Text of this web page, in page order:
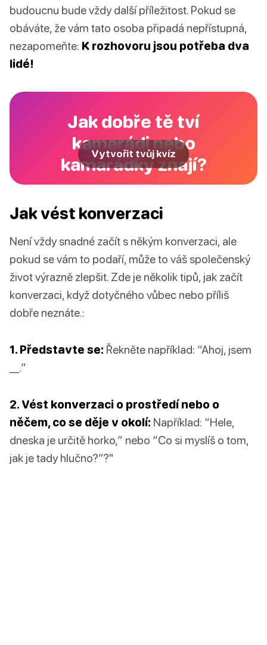
budoucnu bude vždy další příležitost. Pokud se
obáváte, že vám tato osoba připadá nepřístupná,
nezapomeňte: K rozhovoru jsou potřeba dva
lidé!
Jak dobře tě tví
kamarádi nebo
kamarádky znají?
Vytvořit tvůj kvíz
Jak vést konverzaci
Není vždy snadné začít s někým konverzaci, ale
pokud se vám to podaří, může to váš společenský
život výrazně zlepšit. Zde je několik tipů, jak začít
konverzaci, když dotyčného vůbec nebo příliš
dobře neznáte.:
1. Představte se: Řekněte například: “Ahoj, jsem
__.”
2. Vést konverzaci o prostředí nebo o
něčem, co se děje v okolí: Například: “Hele,
dneska je určitě horko,” nebo “Co si myslíš o tom,
jak je tady hlučno?”?"